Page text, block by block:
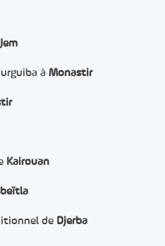
à Monastir
Kairouan
de Djerba